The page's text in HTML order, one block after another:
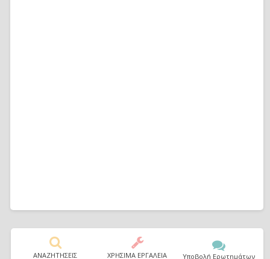
ΑΝΑΖΗΤΗΣΕΙΣ ΧΡΗΣΙΜΑ ΕΡΓΑΛΕΙΑ Υποβολή Ερωτημάτων